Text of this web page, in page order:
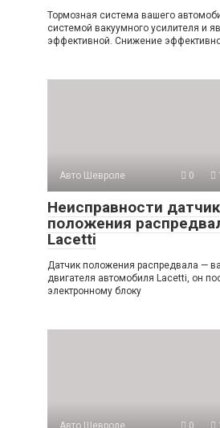
Тормозная система вашего
системой вакуумного усилителя и
эффективной. Снижение
Авто Шевроле 0
Неисправности
положения
Lacetti
Датчик положения распредвала —
двигателя автомобиля Lacetti, он
электронному блоку
Авто Шевроле 0